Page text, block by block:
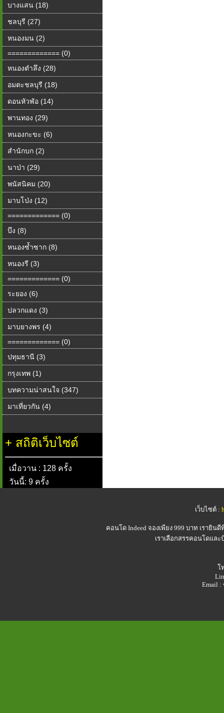
บางแสน (18)
ชลบุรี (27)
หนองมน (2)
============= (0)
หนองตำลึง (28)
อมตะชลบุรี (18)
ดอนหัวฬ่อ (14)
พานทอง (29)
หนองกะขะ (6)
สำนักบก (2)
นาป่า (29)
พนัสนิคม (20)
มาบโป่ง (12)
============= (0)
บึง (8)
หนองซ้ำซาก (8)
หนองรี (3)
============= (0)
ระยอง (6)
ปลวกแดง (3)
มาบยางพร (4)
============= (0)
ปทุมธานี (3)
กรุงเทพ (1)
บทความน่าสนใจ (347)
มาเที่ยวกัน (4)
+ สถิติเว็บไซต์
เมื่อวาน : 128 ครั้ง
วันนี้: 9 ครั้ง
เว็บไซต์ :
คอนโด Indeedจองเพียง 999 บาท เรายิน
เราเลือกสรรคอนโดแล
โ
Email :